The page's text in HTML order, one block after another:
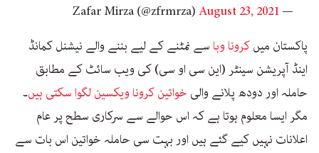
— Zafar Mirza (@zfrmrza)
August 23, 2021
پاکستان میںکرونا وبا سے نمٹنے کے لیے بننے والے نیشنل کمانڈ
اینڈ آپریشن سینٹر (این سی او سی) کی ویب سائٹ کے مطابق
حاملہ اور دودھ پلانے والی خواتین کرونا ویکسین لگوا سکتی ہیں۔
مگر ایسا معلوم ہوتا ہے کہ اس حوالے سے سرکاری سطح پر عام
اعلانات نہیں کیے گئے ہیں اور بہت سی حاملہ خواتین اس بات سے